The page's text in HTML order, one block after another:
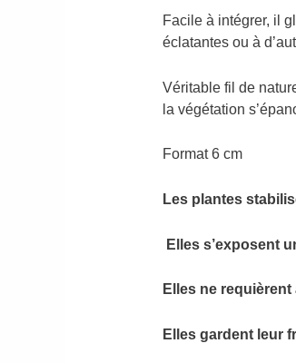
Facile à intégrer, il
éclatantes ou à
Véritable fil de
la végétation
Format 6 cm
Les plantes
Elles s’exposent
Elles ne
Elles gardent leur